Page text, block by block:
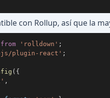
con Rollup, así que la
from 'rolldown' ;
plugin-react' ;
( {
,